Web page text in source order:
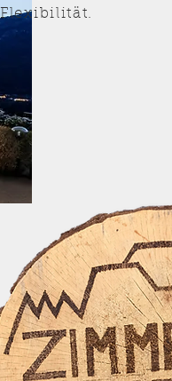
Flexibilität.